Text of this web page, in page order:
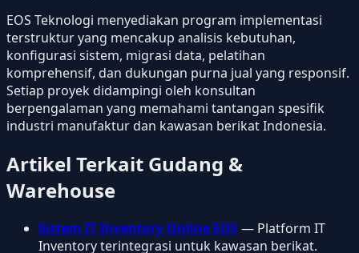
EOS Teknologi menyediakan program implementasi
terstruktur yang mencakup analisis kebutuhan,
konfigurasi sistem, migrasi data, pelatihan
komprehensif, dan dukungan purna jual yang responsif.
Setiap proyek didampingi oleh konsultan
berpengalaman yang memahami tantangan spesifik
industri manufaktur dan kawasan berikat Indonesia.
Artikel Terkait Gudang &
Warehouse
Sistem IT Inventory Online EOS— Platform IT
Inventory terintegrasi untuk kawasan berikat.